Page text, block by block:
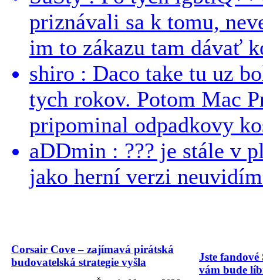
priznávali sa k tomu,
im to zákazu tam dávať
shiro : Daco take tu uz
tych rokov. Potom Mac
pripominal odpadkovy
aDDmin : ??? je stále v
jako herní verzi
Corsair Cove – zajímavá pirátská
budovatelská strategie vyšla
Jste
vám bude